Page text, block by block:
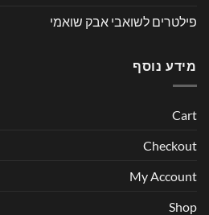
פילטרים לשואבי אבק שואמי
מידע נוסף
Cart
Checkout
My Account
Shop